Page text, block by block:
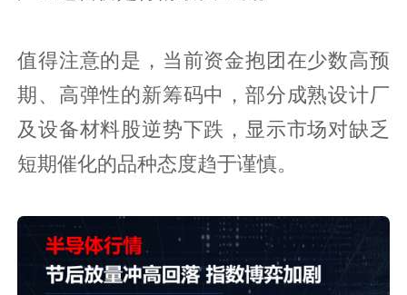
值得注意的是，当前资金抱团在少数高预
期、高弹性的新筹码中，部分成熟设计厂
及设备材料股逆势下跌，显示市场对缺乏
短期催化的品种态度趋于谨慎。